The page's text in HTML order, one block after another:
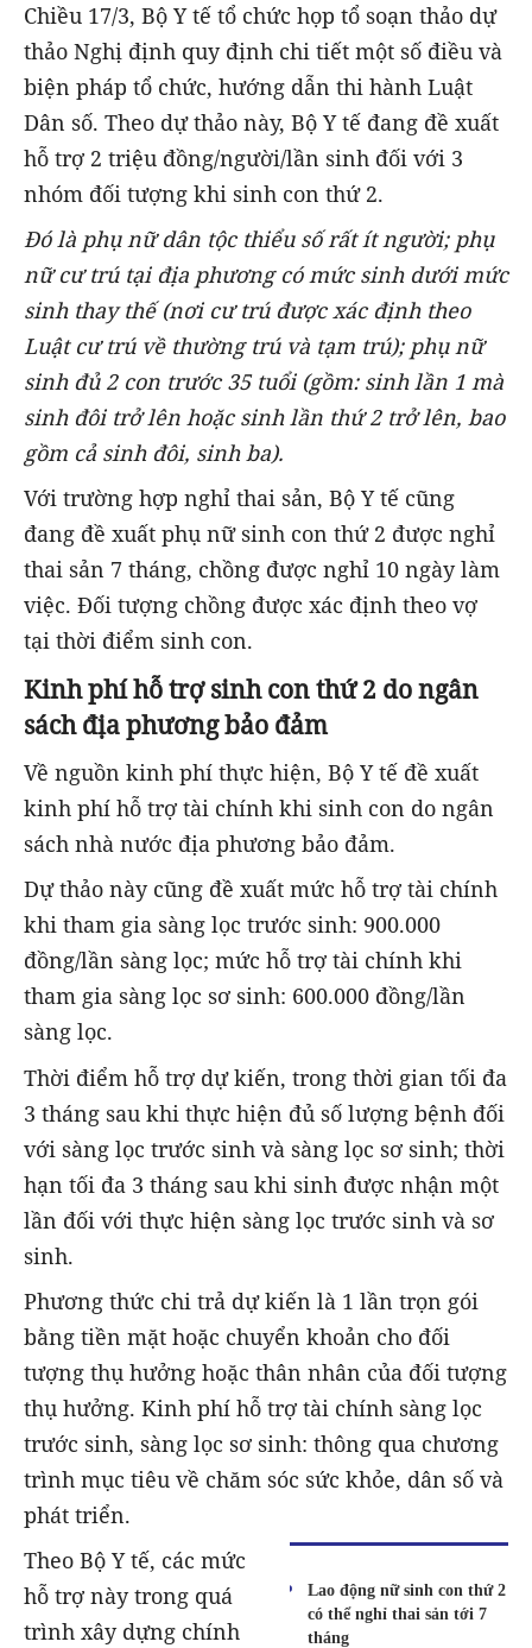
Chiều 17/3, Bộ Y tế tổ chức họp tổ soạn thảo dự
thảo Nghị định quy định chi tiết một số điều và
biện pháp tổ chức, hướng dẫn thi hành Luật
Dân số. Theo dự thảo này, Bộ Y tế đang đề xuất
hỗ trợ 2 triệu đồng/người/lần sinh đối với 3
nhóm đối tượng khi sinh con thứ 2.
Đó là phụ nữ dân tộc thiểu số rất ít người; phụ
nữ cư trú tại địa phương có mức sinh dưới mức
sinh thay thế (nơi cư trú được xác định theo
Luật cư trú về thường trú và tạm trú); phụ nữ
sinh đủ 2 con trước 35 tuổi (gồm: sinh lần 1 mà
sinh đôi trở lên hoặc sinh lần thứ 2 trở lên, bao
gồm cả sinh đôi, sinh ba).
Với trường hợp nghỉ thai sản, Bộ Y tế cũng
đang đề xuất phụ nữ sinh con thứ 2 được nghỉ
thai sản 7 tháng, chồng được nghỉ 10 ngày làm
việc. Đối tượng chồng được xác định theo vợ
tại thời điểm sinh con.
Kinh phí hỗ trợ sinh con thứ 2 do ngân
sách địa phương bảo đảm
Về nguồn kinh phí thực hiện, Bộ Y tế đề xuất
kinh phí hỗ trợ tài chính khi sinh con do ngân
sách nhà nước địa phương bảo đảm.
Dự thảo này cũng đề xuất mức hỗ trợ tài chính
khi tham gia sàng lọc trước sinh: 900.000
đồng/lần sàng lọc; mức hỗ trợ tài chính khi
tham gia sàng lọc sơ sinh: 600.000 đồng/lần
sàng lọc.
Thời điểm hỗ trợ dự kiến, trong thời gian tối đa
3 tháng sau khi thực hiện đủ số lượng bệnh đối
với sàng lọc trước sinh và sàng lọc sơ sinh; thời
hạn tối đa 3 tháng sau khi sinh được nhận một
lần đối với thực hiện sàng lọc trước sinh và sơ
sinh.
Phương thức chi trả dự kiến là 1 lần trọn gói
bằng tiền mặt hoặc chuyển khoản cho đối
tượng thụ hưởng hoặc thân nhân của đối tượng
thụ hưởng. Kinh phí hỗ trợ tài chính sàng lọc
trước sinh, sàng lọc sơ sinh: thông qua chương
trình mục tiêu về chăm sóc sức khỏe, dân số và
phát triển.
Lao động nữ sinh con thứ 2
có thể nghỉ thai sản tới 7
tháng
Theo Bộ Y tế, các mức
hỗ trợ này trong quá
trình xây dựng chính